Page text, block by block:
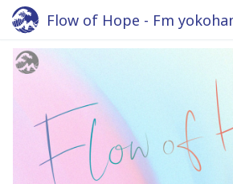
Flow of Hope - Fm